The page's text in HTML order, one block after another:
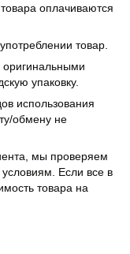
оплачиваются
товар.
оригинальными
упаковку.
использования
обмену не
мы проверяем
Если все в
товара на